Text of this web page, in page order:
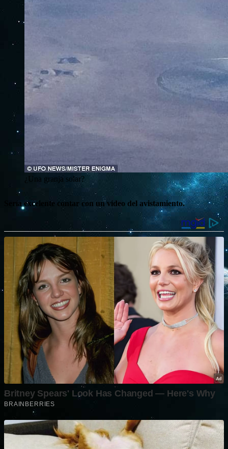
¿Una granja solar?
Sería excelente contar con un vídeo del avistamiento.